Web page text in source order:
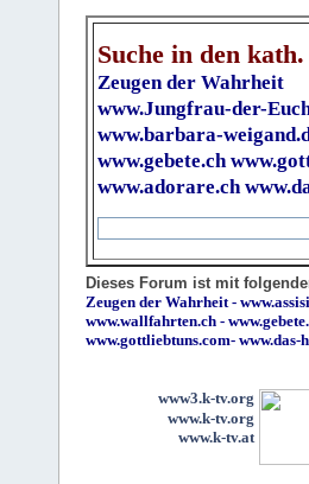
Suche in den
Zeugen der Wahrheit
www.Jungfrau-der-
www.barbara-
www.gebete.ch
www.adorare.ch
Dieses Forum ist mit
Zeugen der Wahrheit -
www.wallfahrten.ch -
www.gottliebtuns.com- www.das-
www3.k-tv.org
www.k-tv.org
www.k-tv.at